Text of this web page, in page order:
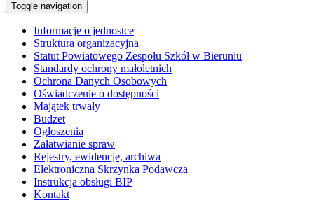
Toggle navigation
Informacje o jednostce
Struktura organizacyjna
Statut Powiatowego Zespołu Szkół w Bieruniu
Standardy ochrony małoletnich
Ochrona Danych Osobowych
Oświadczenie o dostępności
Majątek trwały
Budżet
Ogłoszenia
Załatwianie spraw
Rejestry, ewidencje, archiwa
Elektroniczna Skrzynka Podawcza
Instrukcja obsługi BIP
Kontakt